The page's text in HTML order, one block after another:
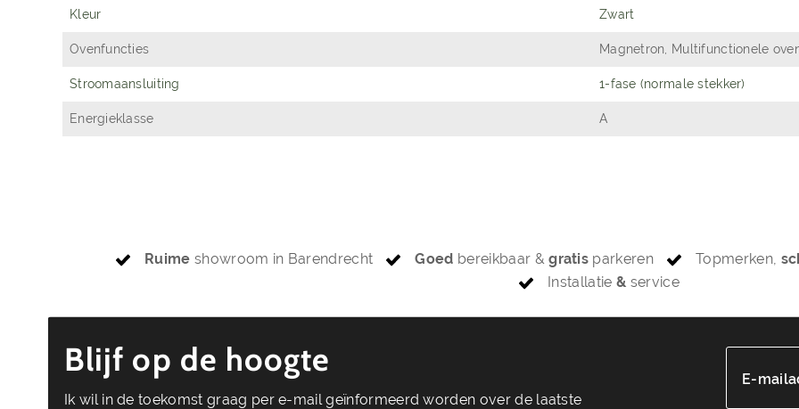
Kleur Zwart
Ovenfuncties Magnetron, Multifunctionele
Stroomaansluiting 1-fase (normale stekker)
Energieklasse A
Ruimeshowroom in Barendrecht Goed bereikbaar &gratis parkeren Topmerken,
Installatie & service
Blijf op de hoogte
Ik wil in de toekomst graag per e-mail geïnformeerd worden over de laatste
E-